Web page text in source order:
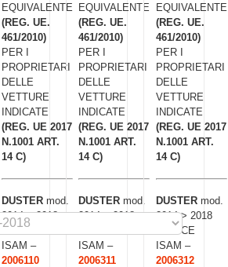
EQUIVALENTE
(REG. UE.
461/2010)
PER I
PROPRIETARI
DELLE
VETTURE
INDICATE
(REG. UE 2017
N.1001 ART.
14 C)
DUSTER mod.
2014 > 2018
CODICE
ISAM –
2006110
EQUIVALENTE
(REG. UE.
461/2010)
PER I
PROPRIETARI
DELLE
VETTURE
INDICATE
(REG. UE 2017
N.1001 ART.
14 C)
DUSTERmod.
2014 > 2018
ISAM –
2006311
EQUIVALENTE
(REG. UE.
461/2010)
PER I
PROPRIETARI
DELLE
VETTURE
INDICATE
(REG. UE 2017
N.1001 ART.
14 C)
DUSTER mod.
2014 > 2018
CODICE
ISAM –
2006312